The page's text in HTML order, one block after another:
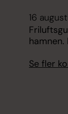
16
Se fler